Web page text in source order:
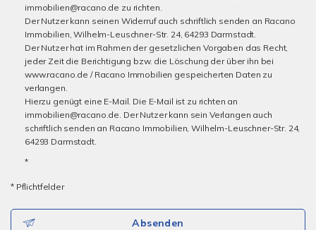
immobilien@racano.de zu richten.
Der Nutzer kann seinen Widerruf auch schriftlich senden an Racano
Immobilien, Wilhelm-Leuschner-Str. 24, 64293 Darmstadt.
Der Nutzer hat im Rahmen der gesetzlichen Vorgaben das Recht,
jeder Zeit die Berichtigung bzw. die Löschung der über ihn bei
www.racano.de / Racano Immobilien gespeicherten Daten zu
verlangen.
Hierzu genügt eine E-Mail. Die E-Mail ist zu richten an
immobilien@racano.de. Der Nutzer kann sein Verlangen auch
schriftlich senden an Racano Immobilien, Wilhelm-Leuschner-Str. 24,
64293 Darmstadt.
*
* Pflichtfelder
Absenden